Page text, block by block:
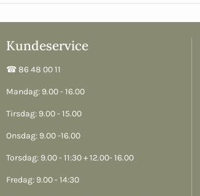
Kundeservice
☎︎ 86 48 00 11
Mandag: 9.00 - 16.00
Tirsdag: 9.00 - 15.00
Onsdag: 9.00 -16.00
Torsdag: 9.00 - 11:30 + 12.00- 16.00
Fredag: 9.00 - 14:30